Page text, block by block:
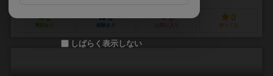
2
興味あり
0
経験あり
0 0
持ってる
しばらく表示しない